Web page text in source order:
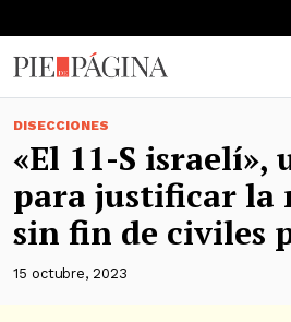
DISECCIONES
«El 11-S israelí»,
para justificar la
sin fin de civiles
15 octubre, 2023